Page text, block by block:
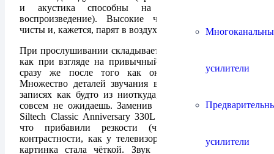
усилители
усилители
и акустика способны на столь качественное
воспроизведение). Высокие частоты прозрачны и
чисты и, кажется, парят в воздухе.
При прослушивании складывается такое же ощущение
как при взгляде на привычный пейзаж за окном, но
сразу же после того как окно хорошо вымыли.
Множество деталей звучания возникают в знакомых
записях как будто из ниоткуда, в тех местах, где их
совсем не ожидаешь. Заменив привычные кабели на
Siltech Classic Anniversary 330L появляется ощущение
что прибавили резкости (чёткости), ясности и
контрастности, как у телевизора, покрутили ручки и
картинка стала чёткой. Звук очень масштабный, а